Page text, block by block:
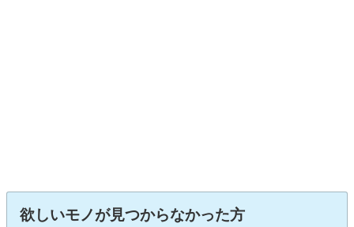
欲しいモノが見つからなかった方